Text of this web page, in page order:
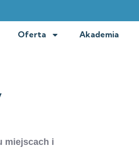
Oferta Akademia
miejscach i